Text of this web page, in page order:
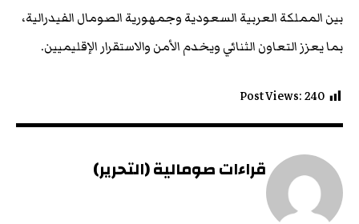
بين المملكة العربية السعودية وجمهورية الصومال الفيدرالية،
بما يعزز التعاون الثنائي ويخدم الأمن والاستقرار الإقليميين.
Post Views:240
قراءات صومالية (التحرير)